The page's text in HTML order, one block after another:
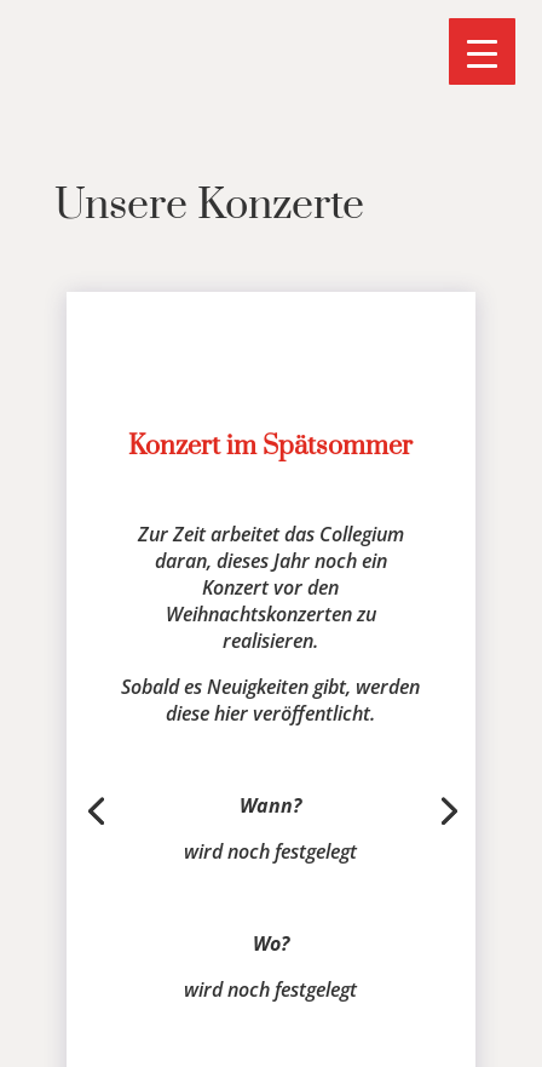
Unsere Konzerte
Konzert im Spätsommer
Zur Zeit arbeitet das Collegium
daran, dieses Jahr noch ein
Konzert vor den
Weihnachtskonzerten zu
realisieren.
Sobald es Neuigkeiten gibt, werden
diese hier veröffentlicht.
Wann?
wird noch festgelegt
Wo?
wird noch festgelegt